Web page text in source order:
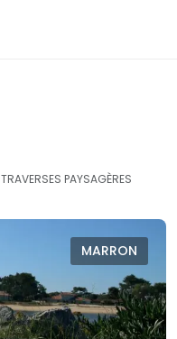
TRAVERSES PAYSAGÈRES
MARRON